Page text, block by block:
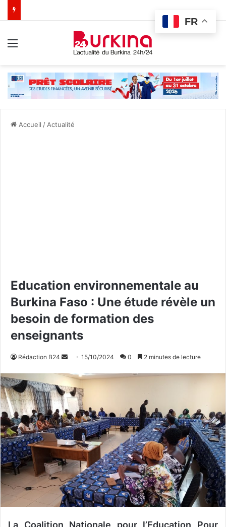
Accueil / Actualité
Education environnementale au
Burkina Faso : Une étude révèle un
besoin de formation des
enseignants
Rédaction B24
v
o
y
e
r
u
c
o
u
r
15/10/2024 0 2 minutes de lecture
La Coalition Nationale pour l’Education Pour
FR